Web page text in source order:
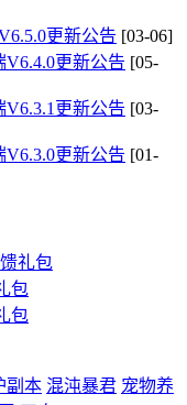
更新公告 [03-06]
V6.4.0更新公告 [05-
V6.3.1更新公告 [03-
V6.3.0更新公告 [01-
礼包
包
包
副本 混沌暴君 宠物养